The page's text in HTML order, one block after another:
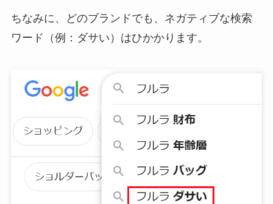
ちなみに、どのブランドでも、ネガティブな検索
ワード（例：ダサい）はひかかります。